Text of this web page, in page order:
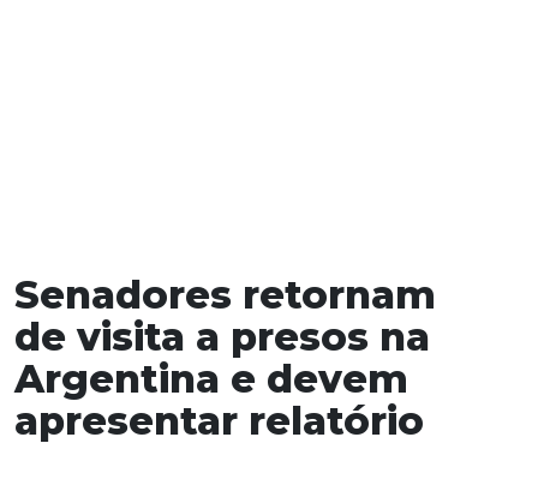
Senadores retornam
de visita a presos na
Argentina e devem
apresentar relatório